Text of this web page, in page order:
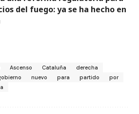
del fuego: ya se ha hecho en
Ascenso Cataluña
derecha
nuevo para partido
por